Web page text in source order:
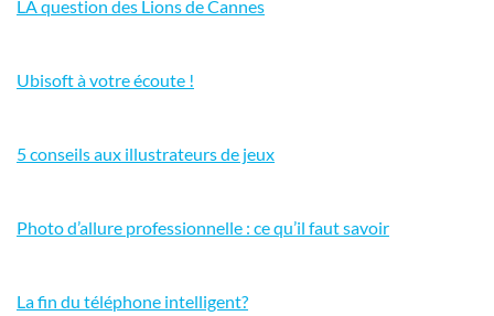
LA question des Lions de Cannes
Ubisoft à votre écoute !
5 conseils aux illustrateurs de jeux
Photo d’allure professionnelle : ce qu’il faut savoir
La fin du téléphone intelligent?